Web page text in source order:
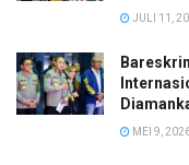
JULI 11,
MEI 9,